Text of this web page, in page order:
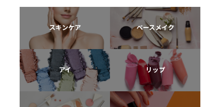
スキンケア ベースメイク
アイ リップ